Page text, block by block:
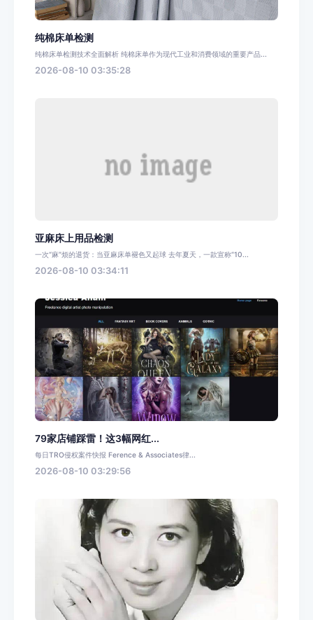
纯棉床单检测
纯棉床单检测技术全面解析 纯棉床单作为现代工业和消费领域的重要产品...
2026-08-10 03:35:28
亚麻床上用品检测
一次“麻”烦的退货：当亚麻床单褪色又起球 去年夏天，一款宣称“10...
2026-08-10 03:34:11
79家店铺踩雷！这3幅网红...
每日TRO侵权案件快报 Ference & Associates律...
2026-08-10 03:29:56